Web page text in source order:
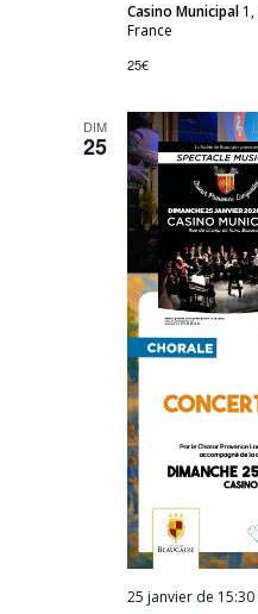
Casino Municipal
France
25€
DIM
25
25 janvier de 15:30